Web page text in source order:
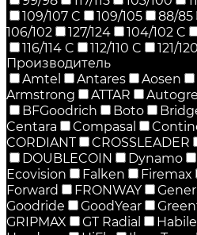
109/107 C
109/105 88/85
106/102
127/124 104/102 C
116/114 C
112/110 C 121/
Производитель
Amtel
Antares Aosen
Armstrong
ATTAR
BFGoodrich
Boto
Centara
Compasal
CORDIANT
CROSSLEADER
DOUBLECOIN
Dynamo
Ecovision
Falken Firemax
Forward
FRONWAY
Goodride
GoodYear
GRIPMAX
GT Radial